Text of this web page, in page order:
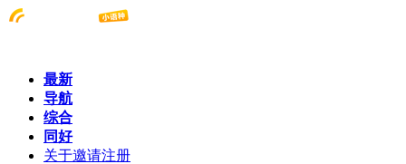
最新
导航
综合
同好
关于邀请注册